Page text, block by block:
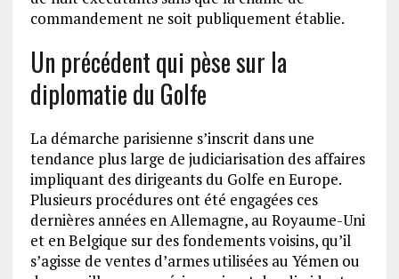
commandement ne soit publiquement établie.
Un précédent qui pèse sur la
diplomatie du Golfe
La démarche parisienne s’inscrit dans une
tendance plus large de judiciarisation des affaires
impliquant des dirigeants du Golfe en Europe.
Plusieurs procédures ont été engagées ces
dernières années en Allemagne, au Royaume-Uni
et en Belgique sur des fondements voisins, qu’il
s’agisse de ventes d’armes utilisées au Yémen ou